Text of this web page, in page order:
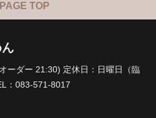
PAGE TOP
ーダー 21:30) 定休日：日曜日（臨
：083-571-8017